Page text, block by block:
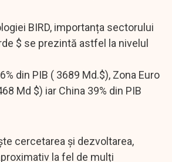
BIRD, importanța sectorului
$ se prezintă astfel la nivelul
din PIB ( 3689 Md.$), Zona Euro
Md $) iar China 39% din PIB
cercetarea și dezvoltarea,
la fel de mulți